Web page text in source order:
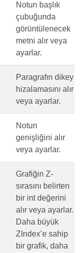
Notun başlık
çubuğunda
görüntülenecek
metni alır veya
ayarlar.
Paragrafın dikey
hizalamasını alır
veya ayarlar.
Notun
genişliğini alır
veya ayarlar.
Grafiğin Z-
sırasını belirten
bir int değerini
alır veya ayarlar.
Daha büyük
ZIndex’e sahip
bir grafik, daha